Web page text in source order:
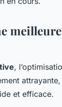
,
et efficace.